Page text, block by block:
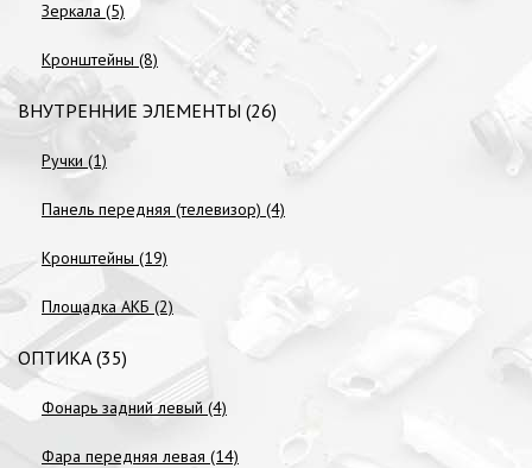
Зеркала (5)
Кронштейны (8)
ВНУТРЕННИЕ ЭЛЕМЕНТЫ (26)
Ручки (1)
Панель передняя (телевизор) (4)
Кронштейны (19)
Площадка АКБ (2)
ОПТИКА (35)
Фонарь задний левый (4)
Фара передняя левая (14)